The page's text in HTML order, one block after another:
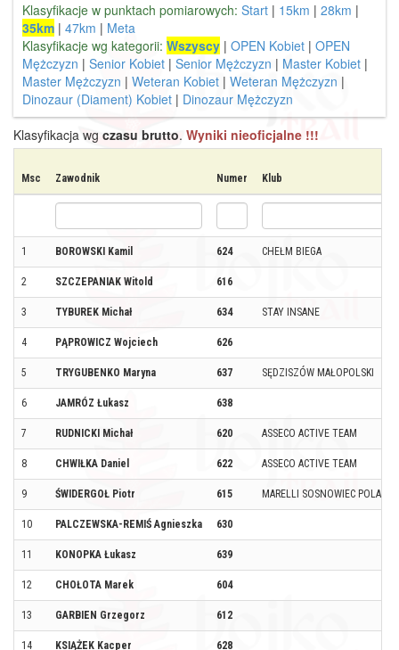
Klasyfikacje w punktach pomiarowych: Start | 15km | 28km |
35km | 47km | Meta
Klasyfikacje wg kategorii: Wszyscy | OPEN Kobiet | OPEN
Mężczyzn | Senior Kobiet | Senior Mężczyzn | Master Kobiet |
Master Mężczyzn | Weteran Kobiet | Weteran Mężczyzn |
Dinozaur (Diament) Kobiet | Dinozaur Mężczyzn
Klasyfikacja wg czasu brutto. Wyniki nieoficjalne !!!
Msc Zawodnik Numer Klub
1 BOROWSKI Kamil 624 CHEŁM BIEGA
2 SZCZEPANIAK Witold 616
3 TYBUREK Michał 634 STAY INSANE
4 PĄPROWICZ Wojciech 626
5 TRYGUBENKO Maryna 637 SĘDZISZÓW MAŁOPOLSKI
6 JAMRÓZ Łukasz 638
7 RUDNICKI Michał 620 ASSECO ACTIVE TEAM
8 CHWIŁKA Daniel 622 ASSECO ACTIVE TEAM
9 ŚWIDERGOŁ Piotr 615 MARELLI SOSNOWIEC POLAND
10 PALCZEWSKA-REMIŚ Agnieszka 630
11 KONOPKA Łukasz 639
12 CHOŁOTA Marek 604
13 GARBIEN Grzegorz 612
14 KSIĄŻEK Kacper 628